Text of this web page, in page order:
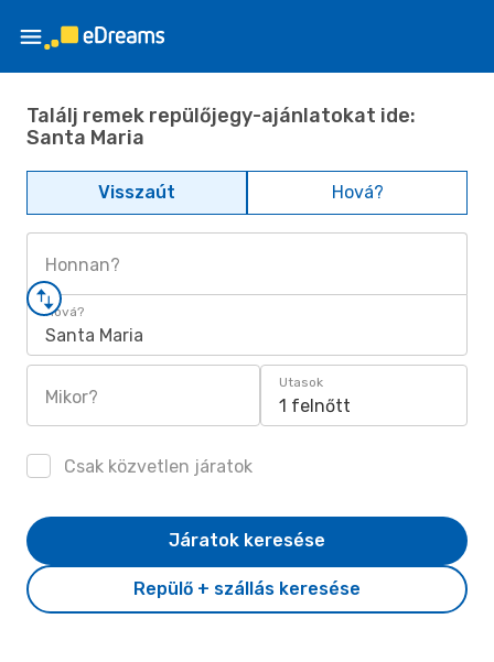
Találj remek repülőjegy-ajánlatokat ide:
Santa Maria
Visszaút Hová?
Honnan?
Hová?
Santa Maria
Mikor?
Utasok
1 felnőtt
Csak közvetlen járatok
Repülő + szállás keresése
Járatok keresése